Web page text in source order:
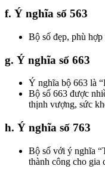
f. Ý nghĩa số 563
Bộ số đẹp, phù
g. Ý nghĩa số 663
Ý nghĩa bộ 663 là
Bộ số 663 được
thịnh vượng, sức
h. Ý nghĩa số 763
Bộ số với ý nghĩa
thành công cho gia